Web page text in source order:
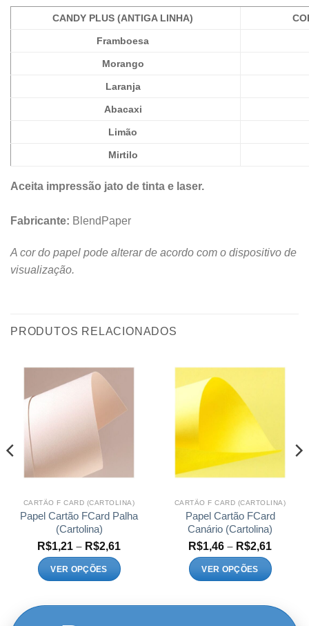
CANDY PLUS (ANTIGA LINHA)
Framboesa
Morango
Laranja
Abacaxi
Limão
Mirtilo
Aceita impressão jato de tinta e laser.
Fabricante: BlendPaper
A cor do papel pode alterar de acordo com o dispositivo de
visualização.
PRODUTOS RELACIONADOS
CARTÃO F CARD (CARTOLINA)
Papel Cartão FCard Palha
(Cartolina)
R$1,21 – R$2,61
preço:
R$1,21
VER OPÇÕES
CARTÃO F CARD (CARTOLINA)
Papel Cartão FCard
Canário (Cartolina)
R$1,46 – R$2,61
preço:
R$1,46
VER OPÇÕES